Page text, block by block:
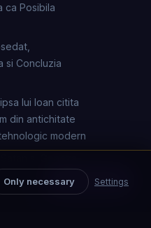
ca Posibila
si Concluzia
lui Ioan citita
din antichitate
modern
Distribuie
Only necessary Settings